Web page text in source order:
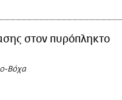
στον πυρόπληκτο
Βόχα